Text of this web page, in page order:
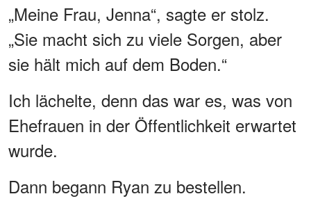
„Meine Frau, Jenna“, sagte er stolz.
„Sie macht sich zu viele Sorgen, aber
sie hält mich auf dem Boden.“
Ich lächelte, denn das war es, was von
Ehefrauen in der Öffentlichkeit erwartet
wurde.
Dann begann Ryan zu bestellen.